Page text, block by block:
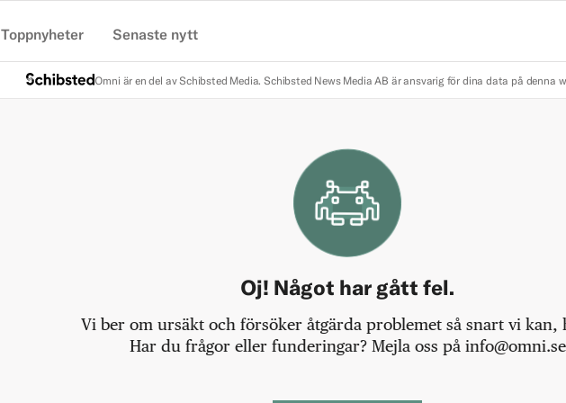
Toppnyheter Senaste nytt
Omni är en del av Schibsted Media. Schibsted News Media AB är ansvarig för dina data på denna
Oj! Något har gått fel.
Vi ber om ursäkt och försöker åtgärda problemet så snart vi kan,
Har du frågor eller funderingar? Mejla oss på info@omni.se